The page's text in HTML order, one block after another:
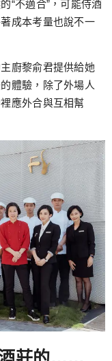
“不適合”，可能侍酒
成本考量也說不一
廚黎俞君提供給她
體驗，除了外場人
應外合與互相幫